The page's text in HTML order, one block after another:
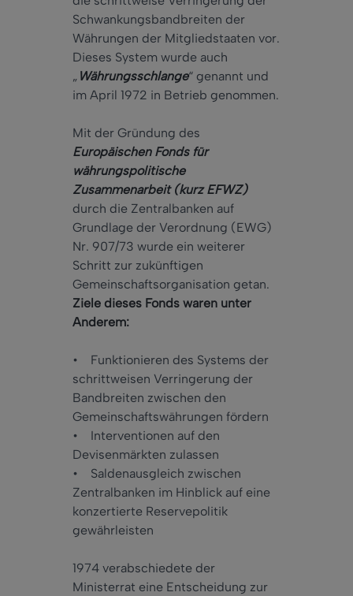
Schwankungsbandbreiten der
Währungen der Mitgliedstaaten vor.
Dieses System wurde auch
„ Währungsschlange“ genannt und
im April 1972 in Betrieb genommen.
Mit der Gründung des
Europäischen Fondsfür
währungspolitische
Zusammenarbeit (kurz EFWZ)
durch die Zentralbanken auf
Grundlage der Verordnung (EWG)
Nr. 907/73 wurde ein weiterer
Schritt zur zukünftigen
Gemeinschaftsorganisation getan.
Ziele dieses Fonds waren unter
Anderem:
• Funktionieren des Systems der
schrittweisen Verringerung der
Bandbreiten zwischen den
Gemeinschaftswährungen fördern
• Interventionen auf den
Devisenmärkten zulassen
• Saldenausgleich zwischen
Zentralbanken im Hinblick auf eine
konzertierte Reservepolitik
gewährleisten
1974 verabschiedete der
Ministerrat eine Entscheidung zur